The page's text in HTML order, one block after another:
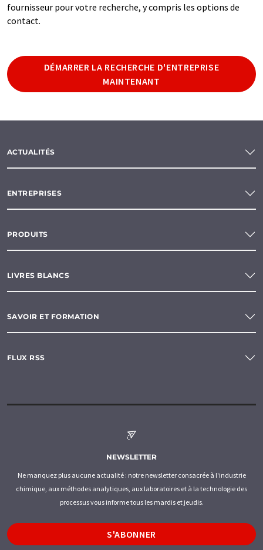
fournisseur pour votre recherche, y compris les options de
contact.
DÉMARRER LA RECHERCHE D'ENTREPRISE
MAINTENANT
ACTUALITÉS
ENTREPRISES
PRODUITS
LIVRES BLANCS
SAVOIR ET FORMATION
FLUX RSS
NEWSLETTER
Ne manquez plus aucune actualité : notre newsletter consacrée à l'industrie
chimique, aux méthodes analytiques, aux laboratoires et à la technologie des
processus vous informe tous les mardis et jeudis.
S'ABONNER